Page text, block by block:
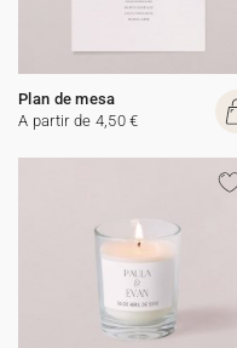
Plan de mesa
A partir de 4,50 €